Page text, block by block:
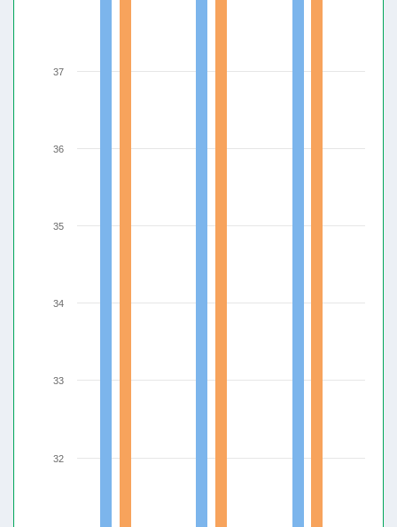
32
33
34
35
36
37